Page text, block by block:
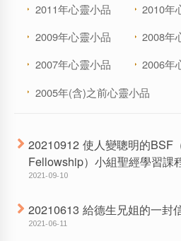
2011年心靈小品
2010年
2009年心靈小品
2008年
2007年心靈小品
2006年
2005年(含)之前心靈小品
20210912 使人變聰明的BSF
Fellowship）小組聖經學習課
2021-09-10
20210613 給德生兄姐的一封
2021-06-11